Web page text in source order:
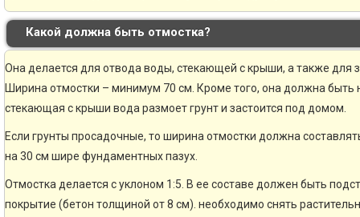
Какой должна быть отмостка?
Она делается для отвода воды, стекающей с крыши, а также для
Ширина отмостки – минимум 70 см. Кроме того, она должна быть
стекающая с крыши вода размоет грунт и застоится под домом.
Если грунты просадочные, то ширина отмостки должна
на 30 см шире фундаментных пазух.
Отмостка делается с уклоном 1:5. В ее составе должен быть
покрытие (бетон толщиной от 8 см). необходимо снять